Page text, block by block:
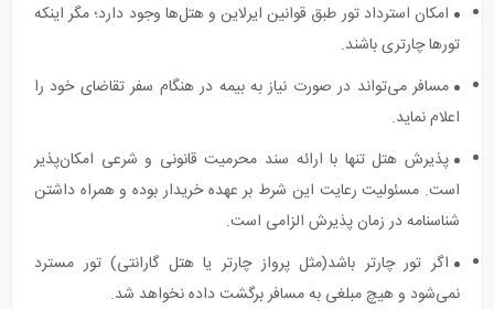
امکان استرداد تور طبق قوانین ایرلاین و هتل‌ها وجود دارد؛ مگر اینکه
تورها چارتری باشند.
مسافر می‌تواند در صورت نیاز به بیمه در هنگام سفر تقاضای خود را
اعلام نماید.
پذیرش هتل تنها با ارائه سند محرمیت قانونی و شرعی امکان‌پذیر
است. مسئولیت رعایت این شرط بر عهده خریدار بوده و همراه داشتن
شناسنامه در زمان پذیرش الزامی است.
اگر تور چارتر باشد(مثل پرواز چارتر یا هتل گارانتی) تور مسترد
نمی‌شود و هیچ مبلغی به مسافر برگشت داده نخواهد شد.